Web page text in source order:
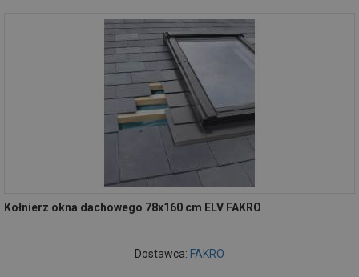
Kołnierz okna dachowego 78x160 cm ELV FAKRO
Dostawca: FAKRO